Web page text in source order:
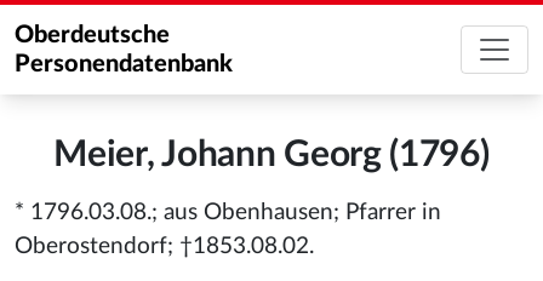
Oberdeutsche
Personendatenbank
Meier, Johann Georg (1796)
* 1796.03.08.; aus Obenhausen; Pfarrer in
Oberostendorf; †1853.08.02.